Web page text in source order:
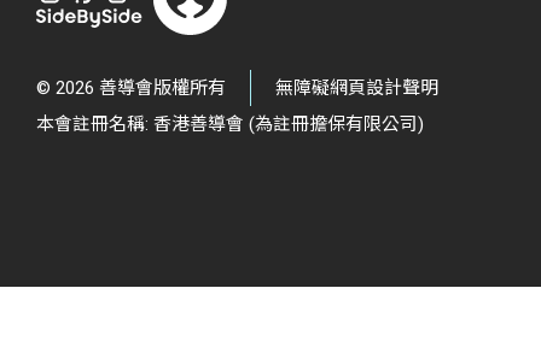
© 2026 善導會版權所有
無障礙網頁設計聲明
本會註冊名稱: 香港善導會 (為註冊擔保有限公司)